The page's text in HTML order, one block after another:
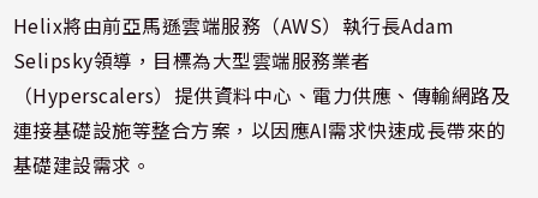
Helix將由前亞馬遜雲端服務（AWS）執行長Adam
Selipsky領導，目標為大型雲端服務業者
（Hyperscalers）提供資料中心、電力供應、傳輸網路及
連接基礎設施等整合方案，以因應AI需求快速成長帶來的
基礎建設需求。